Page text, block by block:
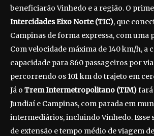
beneficiarão Vinhedo e a região. O
Intercidades Eixo Norte (TIC), que
Campinas de forma expressa, com uma
Com velocidade máxima de 140 km/h, a
capacidade para 860 passageiros por
percorrendo os 101 km do trajeto em
Já o Trem Intermetropolitano (TIM)fará
Jundiaí e Campinas, com parada em
intermediários, incluindo Vinhedo. Esse
de extensão e tempo médio de viagem